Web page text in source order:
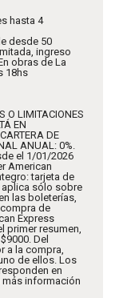
hasta 4
desde 50
ingreso
obras de La
18hs
O LIMITACIONES
EN
DE
ANUAL: 0%.
el 1/01/2026
American
tarjeta de
aplica sólo sobre
las boleterías,
de
Express
primer resumen,
Del
a la compra,
de ellos. Los
en
más información